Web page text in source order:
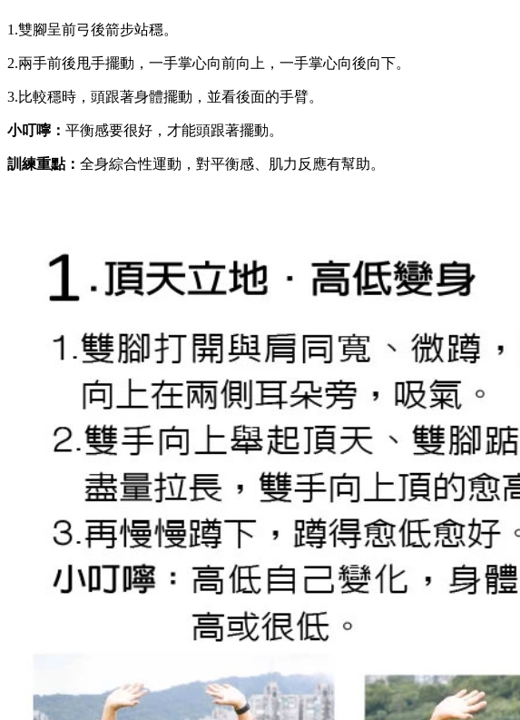
1.雙腳呈前弓後箭步站穩。
2.兩手前後甩手擺動，一手掌心向前向上，一手掌心向後向下。
3.比較穩時，頭跟著身體擺動，並看後面的手臂。
小叮嚀： 平衡感要很好，才能頭跟著擺動。
訓練重點： 全身綜合性運動，對平衡感、肌力反應有幫助。